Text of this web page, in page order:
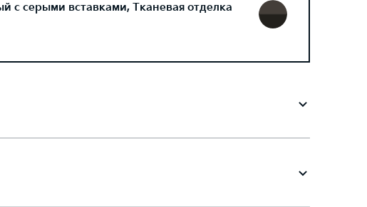
с серыми вставками, Тканевая отделка